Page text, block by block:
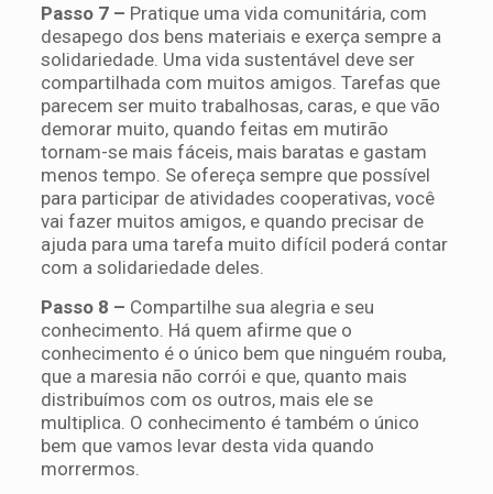
Passo 7 – Pratique uma vida comunitária, com
desapego dos bens materiais e exerça sempre a
solidariedade. Uma vida sustentável deve ser
compartilhada com muitos amigos. Tarefas que
parecem ser muito trabalhosas, caras, e que vão
demorar muito, quando feitas em mutirão
tornam-se mais fáceis, mais baratas e gastam
menos tempo. Se ofereça sempre que possível
para participar de atividades cooperativas, você
vai fazer muitos amigos, e quando precisar de
ajuda para uma tarefa muito difícil poderá contar
com a solidariedade deles.
Passo 8 – Compartilhe sua alegria e seu
conhecimento. Há quem afirme que o
conhecimento é o único bem que ninguém rouba,
que a maresia não corrói e que, quanto mais
distribuímos com os outros, mais ele se
multiplica. O conhecimento é também o único
bem que vamos levar desta vida quando
morrermos.